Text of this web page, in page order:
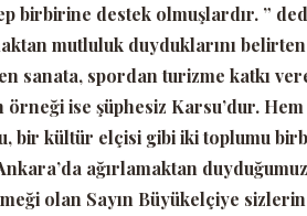
birbirine destek olmuşlardır. ”
mutluluk duyduklarını belirten
sanata, spordan turizme katkı
örneği ise şüphesiz Karsu’dur.
bir kültür elçisi gibi iki toplumu
ağırlamaktan
olan Sayın Büyükelçiye